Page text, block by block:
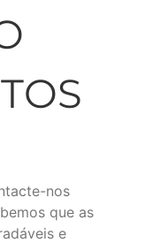
nos
que as
e